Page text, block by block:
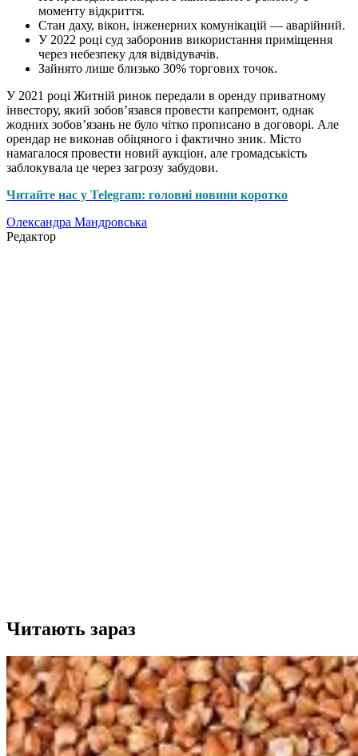
моменту відкриття.
Стан даху, вікон, інженерних комунікацій — аварійний.
У 2022 році суд заборонив використання приміщення
через небезпеку для відвідувачів.
Зайнято лише близько 30% торгових точок.
У 2021 році Житній ринок передали в оренду приватному
інвестору, який зобов’язався провести капремонт, однак
жодних зобов’язань не було чітко прописано в договорі. Але
орендар не виконав обіцяного і фактично зник. Місто
намагалося провести новий аукціон, але громадськість
заблокувала це через загрозу забудови.
Читайте нас у Telegram: головні новини коротко
Олександра Мандровська
Редактор
Читають зараз